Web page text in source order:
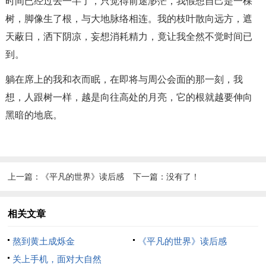
树，脚像生了根，与大地脉络相连。我的枝叶散向远方，遮
天蔽日，洒下阴凉，妄想消耗精力，竟让我全然不觉时间已
到。
躺在席上的我和衣而眠，在即将与周公会面的那一刻，我
想，人跟树一样，越是向往高处的月亮，它的根就越要伸向
黑暗的地底。
上一篇： 《平凡的世界》读后感 下一篇：没有了！
相关文章
熬到黄土成烁金
《平凡的世界》读后感
关上手机，面对大自然